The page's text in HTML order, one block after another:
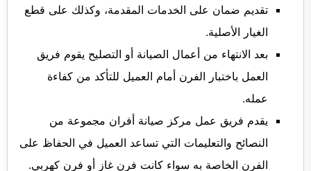
تقديم ضمان على الخدمات المقدمة، وكذلك على قطع
الغيار الأصلية.
بعد الانتهاء من أعمال الصيانة أو التصليح يقوم فريق
العمل باختبار الفرن أمام العميل للتأكد من كفاءة
عمله.
يقدم فريق عمل مركز صيانة أفران مجموعة من
النصائح والتعليمات التي تساعد العميل في الحفاظ على
الفرن الخاصة به سواء كانت فرن غاز أو فرن كهربي.